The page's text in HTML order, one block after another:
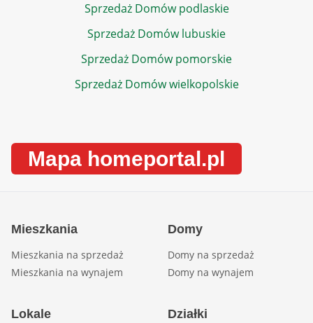
Sprzedaż Domów podlaskie
Sprzedaż Domów lubuskie
Sprzedaż Domów pomorskie
Sprzedaż Domów wielkopolskie
Mapa homeportal.pl
Mieszkania
Mieszkania na sprzedaż
Mieszkania na wynajem
Domy
Domy na sprzedaż
Domy na wynajem
Lokale Działki